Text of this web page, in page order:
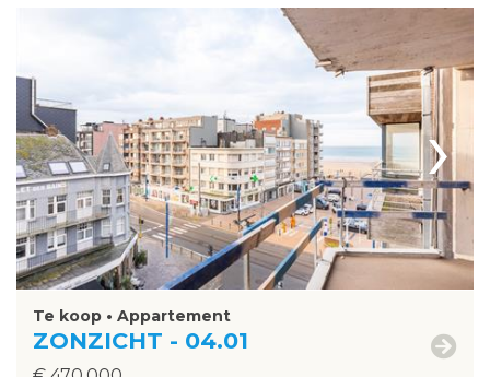
›
Te koop • Appartement
ZONZICHT - 04.01